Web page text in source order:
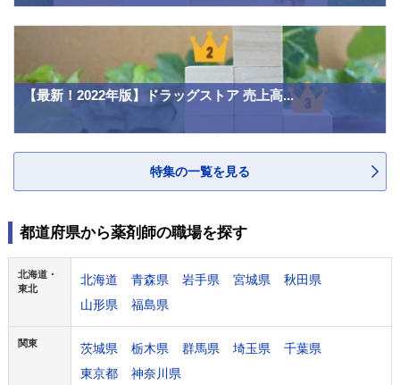
【最新！2022年版】ドラッグストア 売上高...
特集の一覧を見る
都道府県から薬剤師の職場を探す
北海道・
東北
北海道 青森県 岩手県 宮城県
秋田県
山形県
福島県
関東 茨城県 栃木県 群馬県 埼玉県
千葉県
東京都
神奈川県